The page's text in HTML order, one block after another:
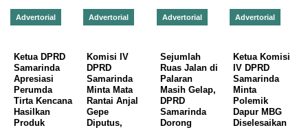
Advertorial
Ketua DPRD
Samarinda
Apresiasi
Perumda
Tirta Kencana
Hasilkan
Produk
Advertorial
Komisi IV
DPRD
Samarinda
Minta Mata
Rantai Anjal
Gepe
Diputus,
Advertorial
Sejumlah
Ruas Jalan di
Palaran
Masih Gelap,
DPRD
Samarinda
Dorong
Advertorial
Ketua Komisi
IV DPRD
Samarinda
Minta
Polemik
Dapur MBG
Diselesaikan